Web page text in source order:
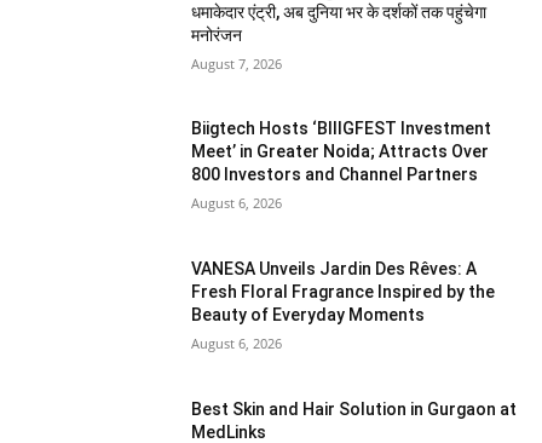
धमाकेदार एंट्री, अब दुनिया भर के दर्शकों तक पहुंचेगा
मनोरंजन
August 7, 2026
Biigtech Hosts ‘BIIIGFEST Investment
Meet’ in Greater Noida; Attracts Over
800 Investors and Channel Partners
August 6, 2026
VANESA Unveils Jardin Des Rêves: A
Fresh Floral Fragrance Inspired by the
Beauty of Everyday Moments
August 6, 2026
Best Skin and Hair Solution in Gurgaon at
MedLinks